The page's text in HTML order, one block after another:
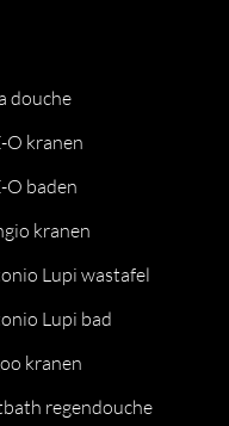
douche
O kranen
O baden
kranen
Lupi wastafel
Lupi bad
kranen
regendouche